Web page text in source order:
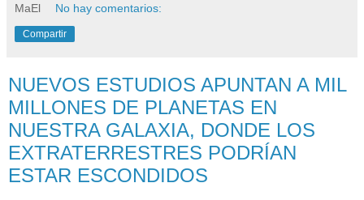
MaEl No hay comentarios:
Compartir
NUEVOS ESTUDIOS APUNTAN A MIL
MILLONES DE PLANETAS EN
NUESTRA GALAXIA, DONDE LOS
EXTRATERRESTRES PODRÍAN
ESTAR ESCONDIDOS